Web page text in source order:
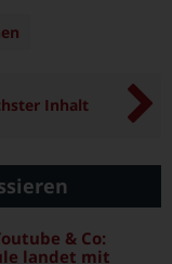
Inhalt
& Co:
landet mit